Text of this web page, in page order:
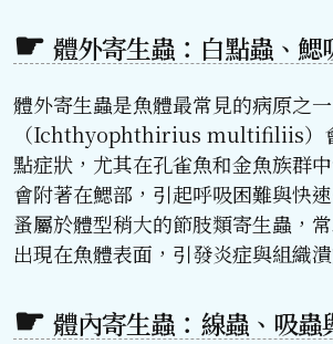
體外寄生蟲：白點蟲、鰓
體外寄生蟲是魚體最常見的病原之
（Ichthyophthirius multifiliis）
點症狀，尤其在孔雀魚和金魚族群
會附著在鰓部，引起呼吸困難與快
蚤屬於體型稍大的節肢類寄生蟲，
出現在魚體表面，引發炎症與組織潰
體內寄生蟲：線蟲、吸蟲